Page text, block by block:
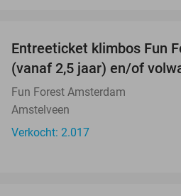
Entreeticket klimbos Fun
(vanaf 2,5 jaar) en/of
Fun Forest Amsterdam
Amstelveen
Verkocht: 2.017